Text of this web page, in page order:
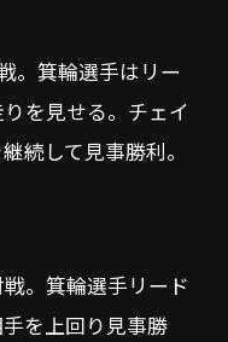
。箕輪選手はリー
を見せる。チェイ
続して見事勝利。
。箕輪選手リード
を上回り見事勝